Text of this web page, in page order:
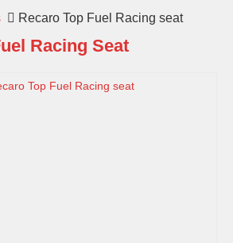
Recaro Top Fuel Racing seat
Racing Seat